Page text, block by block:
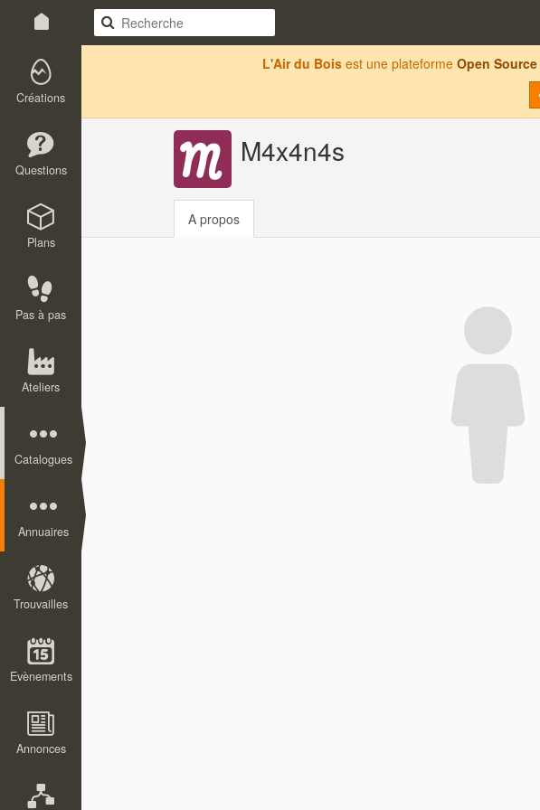
Créations
Questions
Plans
Pas à pas
Ateliers
Catalogues
Annuaires
Trouvailles
Evènements
Annonces
L'Air du Bois est une plateforme Open Source
M4x4n4s
A propos